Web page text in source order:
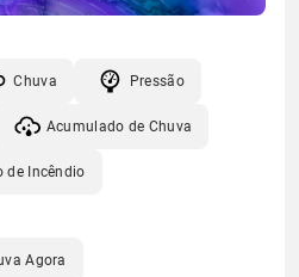
Chuva Pressão
Acumulado de Chuva
de Incêndio
Agora